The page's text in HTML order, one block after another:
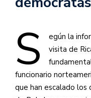
S
egún la
visita de
funcionario
que han escalado